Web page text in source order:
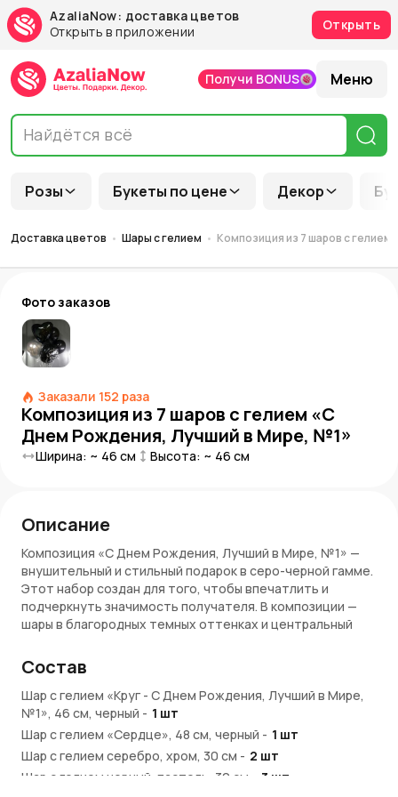
AzaliaNow: доставка цветов
Открыть в приложении
Открыть
Розы Букеты по цене Декор
Получи BONUS Меню
Доставка цветов Шары с гелием Композиция из 7 шаров с
Фото заказов
Заказали 152 раза
Композиция из 7 шаров с гелием «С
Днем Рождения, Лучший в Мире, №1»
Ширина: ~ 46 см Высота: ~ 46 см
Описание
Композиция «С Днем Рождения, Лучший в Мире, №1» —
внушительный и стильный подарок в серо-черной гамме.
Этот набор создан для того, чтобы впечатлить и
подчеркнуть значимость получателя. В композиции —
шары в благородных темных оттенках и центральный
Мире, №1».
Преимущества:
Эффектная палитра — сочетание серого и черного
Яркая надпись делает композицию запоминающейся
Идеально для подарка мужчине на день рождения
Шары наполнены гелием и оформлены лентами
Состав
Шар с гелием «Круг - С Днем Рождения, Лучший в Мире,
№1», 46 см, черный - 1 шт
Шар с гелием «Сердце», 48 см, черный - 1 шт
Шар с гелием серебро, хром, 30 см - 2 шт
Шар с гелием черный, пастель, 30 см
3 шт